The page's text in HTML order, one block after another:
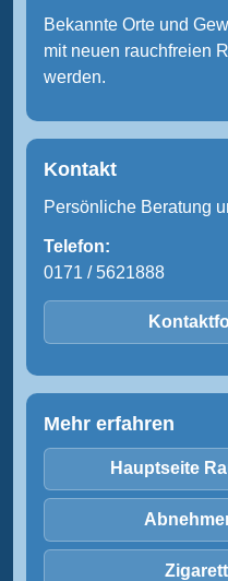
Bekannte Orte und
mit neuen rauchfreien
werden.
Kontakt
Persönliche Beratung
Telefon:
0171 / 5621888
Mehr erfahren
Hauptseite